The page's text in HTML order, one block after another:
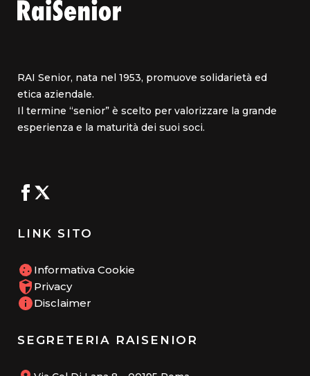
RAI Senior, nata nel 1953, promuove solidarietà ed
etica aziendale.
Il termine “senior” è scelto per valorizzare la grande
esperienza e la maturità dei suoi soci.
LINK SITO
Informativa Cookie
Privacy
Disclaimer
SEGRETERIA RAISENIOR